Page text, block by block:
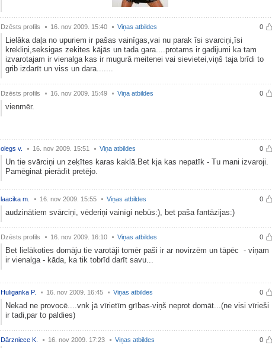
0
Dzēsts profils 16. nov 2009. 15:40 Viņas atbildes
Lielāka daļa no upuriem ir pašas vainīgas,vai nu parak īsi svarciņi,īsi
krekliņi,seksigas zekites kājās un tada gara....protams ir gadijumi ka tam
izvarotajam ir vienalga kas ir mugurā meitenei vai sievietei,viņš taja brīdi to
grib izdarīt un viss un dara.......
0
Dzēsts profils 16. nov 2009. 15:49 Viņa atbildes
vienmēr.
0
olegs v. 16. nov 2009. 15:51 Viņa atbildes
Un tie svārciņi un zeķītes karas kaklā.Bet kja kas nepatīk - Tu mani izvaroji.
Pamēginat pierādīt pretējo.
0
laacika m. 16. nov 2009. 15:55 Viņas atbildes
audzinātiem svārciņi, vēderiņi vainīgi nebūs:), bet paša fantāzijas:)
0
Dzēsts profils 16. nov 2009. 16:10 Viņas atbildes
Bet lielākoties domāju tie varotāji tomēr paši ir ar novirzēm un tāpēc - viņam
ir vienalga - kāda, ka tik tobrīd darīt savu...
0
Huliganka P. 16. nov 2009. 16:45 Viņas atbildes
Nekad ne provocē....vnk jā vīrietīm grības-viņš neprot domāt...(ne visi vīrieši
ir tadi,par to paldies)
0
Dārzniece K. 16. nov 2009. 17:23 Viņas atbildes